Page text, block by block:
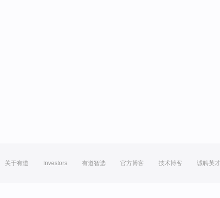
关于有道 Investors 有道智选 官方博客 技术博客 诚聘英才